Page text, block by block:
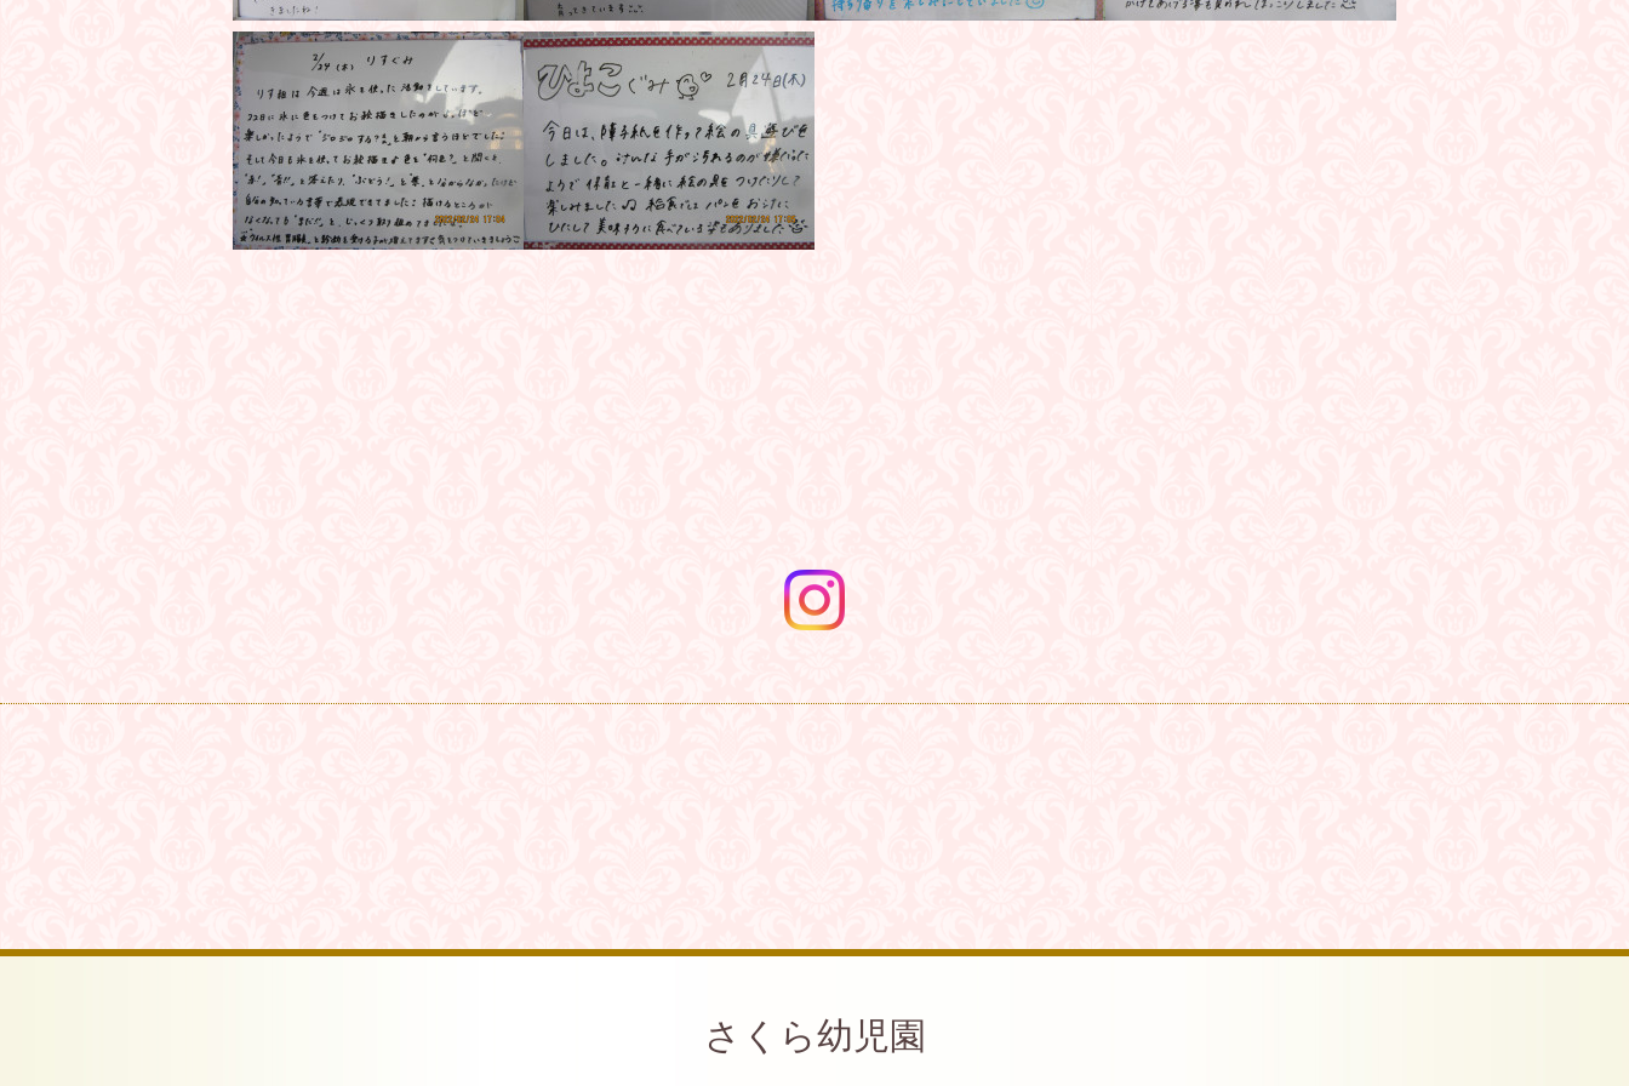
さくら幼児園